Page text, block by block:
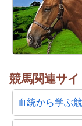
競馬関連サイ
血統から学ぶ